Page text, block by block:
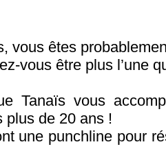
vous êtes
vous être plus l’une
Tanaïs vous
plus de 20 ans !
une punchline pour